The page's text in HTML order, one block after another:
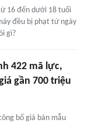
16 đến dưới 18 tuổi
đều bị phạt từ ngày
gì?
422 mã lực,
gần 700 triệu
bố giá bán mẫu